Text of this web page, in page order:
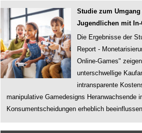
Studie zum
Jugendlichen mit In-
Die Ergebnisse der
Report -
Online-Games"
unterschwellige
intransparente
manipulative Gamedesigns Heranwachsende
Konsumentscheidungen erheblich